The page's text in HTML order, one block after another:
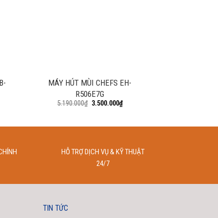
MÁY HÚT MÙI CHEFS EH-
R506E7G
5.190.000₫ 3.500.000₫
HỖ TRỢ DỊCH VỤ & KỸ THUẬT
24/7
TIN TỨC